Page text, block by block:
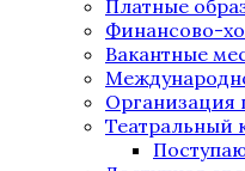
Платные
Финансово-
Вакантные
Организация
Театральный